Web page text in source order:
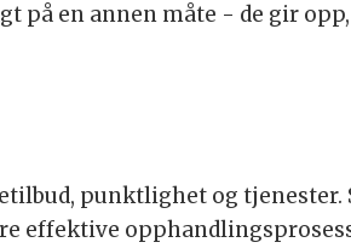
på en annen måte - de gir
punktlighet og tjenester.
effektive